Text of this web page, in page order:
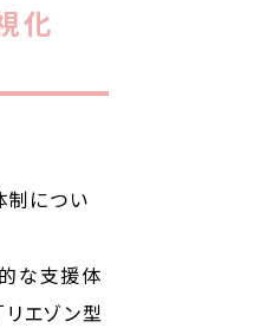
化
につい
な支援体
エゾン型